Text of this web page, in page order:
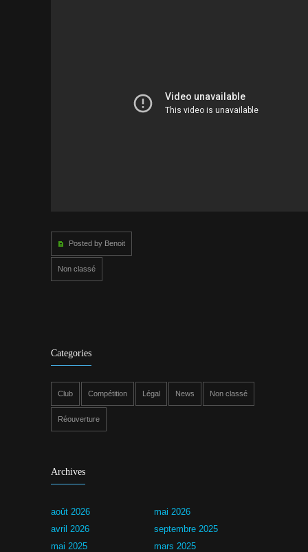
Posted by Benoit
Non classé
Categories
Club Compétition Légal News Non classé
Réouverture
Archives
août 2026
mai 2026
avril 2026
septembre 2025
mai 2025
mars 2025